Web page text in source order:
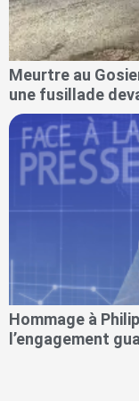
Meurtre au
une fusillade
Hommage à
l’engagement